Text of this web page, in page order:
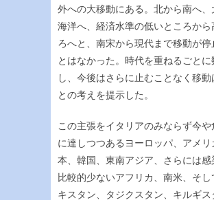
外への大移動にある。北から南へ、
海洋へ、経済水準の低いところから
ろへと、南宋から現代まで移動が停
とはなかった。時代を重ねるごとに
し、今後はさらに止むことなく移動
との考えを提示した。
この主張をイタリアのみならず今や
に達しつつあるヨーロッパ、アメリ
本、韓国、東南アジア、さらには感
比較的少ないアフリカ、南米、そし
キスタン、タジクスタン、キルギス